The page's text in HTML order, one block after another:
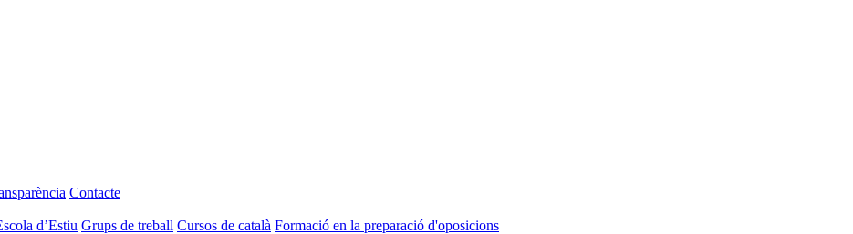
Contacte
d’Estiu Grups de treball Cursos de català Formació en la preparació d'oposicions